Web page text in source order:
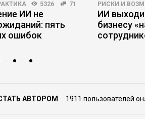
5326 71
ИИ не
пять
ошибок
РИСКИ И
ИИ
бизнесу
АВТОРОМ 1911 пользователей